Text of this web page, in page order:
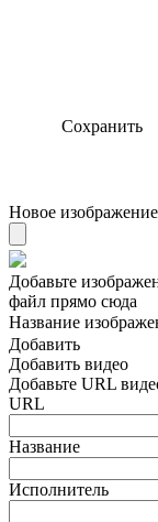
Сохранить
Новое изображение
Добавьте
файл прямо сюда
Название
Добавить
Добавить видео
Добавьте URL
URL
Название
Исполнитель